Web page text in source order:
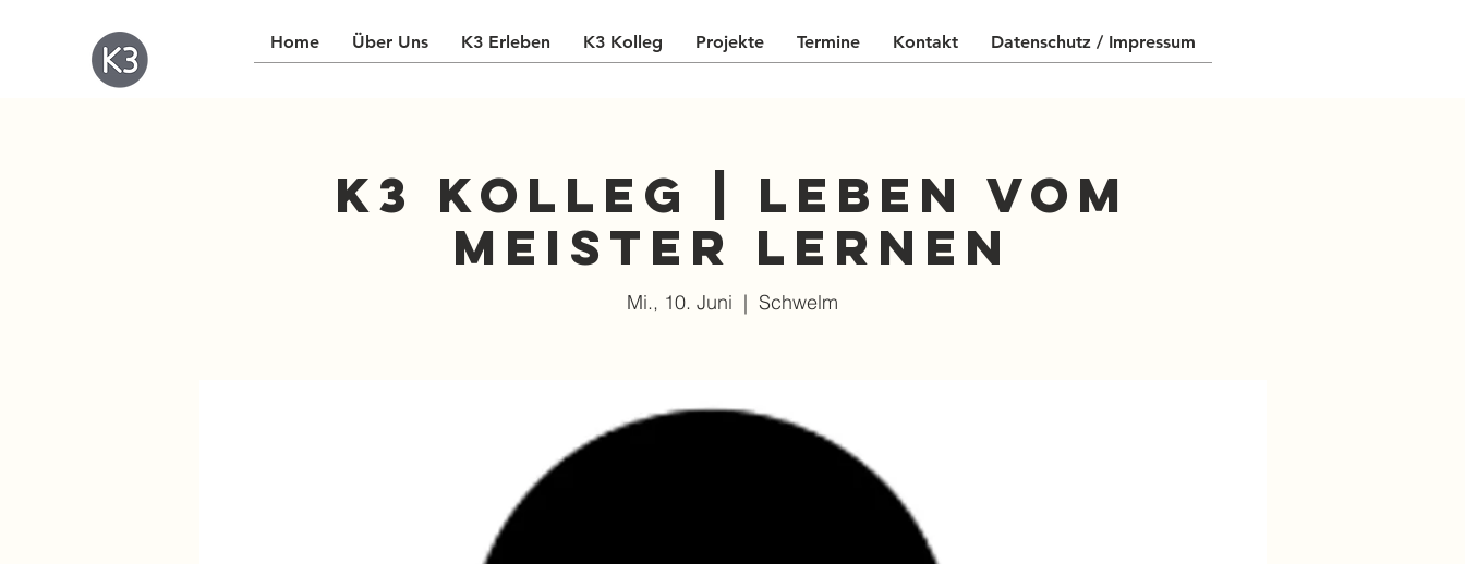
Home Über Uns K3 Erleben K3 Kolleg Projekte Termine Kontakt Datenschutz / Impressum
K3 Kolleg | Leben vom
Meister lernen
Mi., 10. Juni
  |
Schwelm